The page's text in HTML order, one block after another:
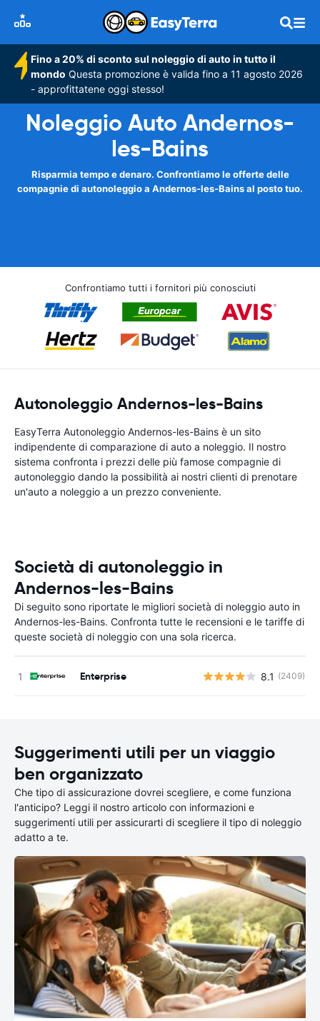
Fino a 20% di sconto sul noleggio di auto in tutto il
mondo Questa promozione è valida fino a 11 agosto 2026
- approfittatene oggi stesso!
Noleggio Auto Andernos-
les-Bains
Risparmia tempo e denaro. Confrontiamo le offerte delle
compagnie di autonoleggio a Andernos-les-Bains al posto tuo.
Confrontiamo tutti i fornitori più conosciuti
Autonoleggio Andernos-les-Bains
EasyTerra Autonoleggio Andernos-les-Bains è un sito
indipendente di comparazione di auto a noleggio. Il nostro
sistema confronta i prezzi delle più famose compagnie di
autonoleggio dando la possibilità ai nostri clienti di prenotare
un'auto a noleggio a un prezzo conveniente.
Società di autonoleggio in
Andernos-les-Bains
Di seguito sono riportate le migliori società di noleggio auto in
Andernos-les-Bains. Confronta tutte le recensioni e le tariffe di
queste società di noleggio con una sola ricerca.
Enterprise 8.1 (2409)
Suggerimenti utili per un viaggio
ben organizzato
Che tipo di assicurazione dovrei scegliere, e come funziona
l'anticipo? Leggi il nostro articolo con informazioni e
suggerimenti utili per assicurarti di scegliere il tipo di noleggio
adatto a te.